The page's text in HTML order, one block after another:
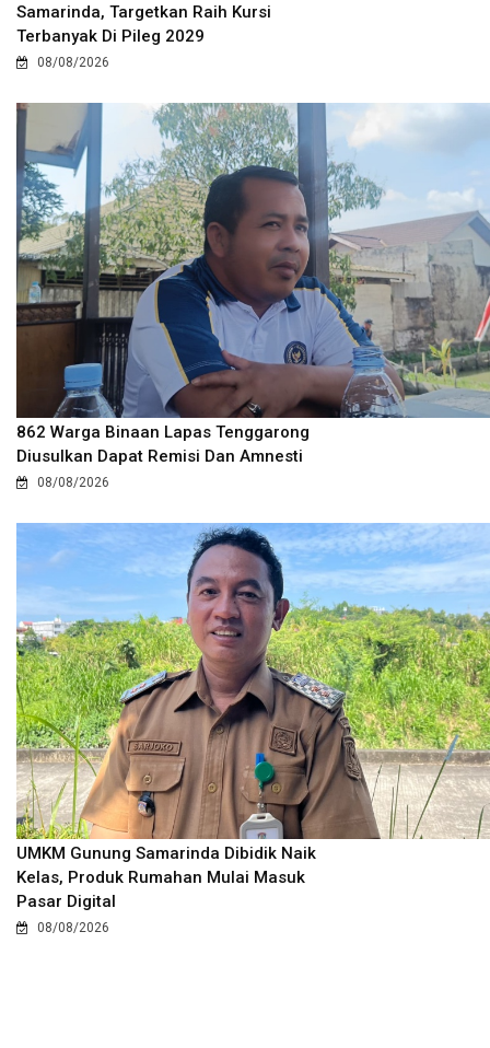
Samarinda, Targetkan Raih Kursi
Terbanyak Di Pileg 2029
08/08/2026
862 Warga Binaan Lapas Tenggarong
Diusulkan Dapat Remisi Dan Amnesti
08/08/2026
UMKM Gunung Samarinda Dibidik Naik
Kelas, Produk Rumahan Mulai Masuk
Pasar Digital
08/08/2026